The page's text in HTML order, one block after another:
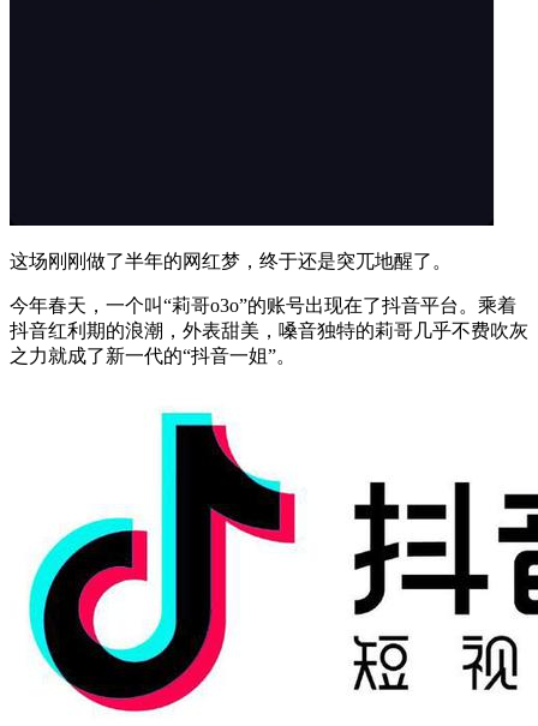
这场刚刚做了半年的网红梦，终于还是突兀地醒了。
今年春天，一个叫“莉哥o3o”的账号出现在了抖音平台。乘着
抖音红利期的浪潮，外表甜美，嗓音独特的莉哥几乎不费吹灰
之力就成了新一代的“抖音一姐”。